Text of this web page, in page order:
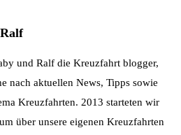
und Ralf die Kreuzfahrt blogger,
nach aktuellen News, Tipps sowie
Kreuzfahrten. 2013 starteten wir
über unsere eigenen Kreuzfahrten